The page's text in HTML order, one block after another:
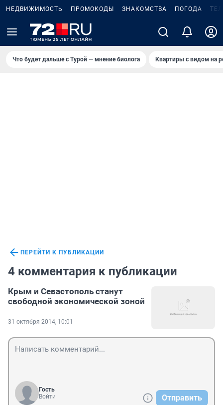
НЕДВИЖИМОСТЬ ПРОМОКОДЫ ЗНАКОМСТВА ПОГОДА
Что будет дальше с Турой — мнение биолога Квартиры с видом на
ПЕРЕЙТИ К ПУБЛИКАЦИИ
4 комментария к публикации
Крым и Севастополь станут
свободной экономической зоной
31 октября 2014, 10:01
Гость
Войти
Отправить